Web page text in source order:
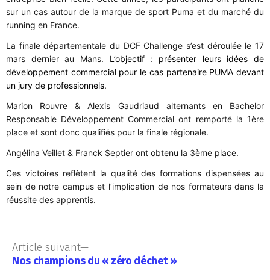
sur un cas autour de la marque de sport Puma et du marché du
running en France.
La finale départementale du DCF Challenge s’est déroulée le 17
mars dernier au Mans. L’objectif : présenter leurs idées de
développement commercial pour le cas partenaire PUMA devant
un jury de professionnels.
Marion Rouvre & Alexis Gaudriaud alternants en Bachelor
Responsable Développement Commercial ont remporté la 1ère
place et sont donc qualifiés pour la finale régionale.
Angélina Veillet & Franck Septier ont obtenu la 3ème place.
Ces victoires reflètent la qualité des formations dispensées au
sein de notre campus et l’implication de nos formateurs dans la
réussite des apprentis.
Article suivant
Nos champions du « zéro déchet »